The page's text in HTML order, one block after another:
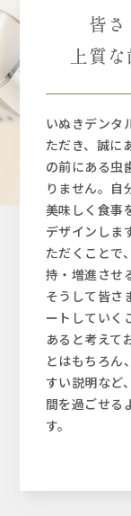
皆
上質
いぬきデンタ
ただき、誠に
の前にある虫
りません。自
美味しく食事
デザインしま
ただくことで
持・増進させ
そうして皆さ
ートしていく
あると考えて
とはもちろん
すい説明など
間を過ごせる
す。